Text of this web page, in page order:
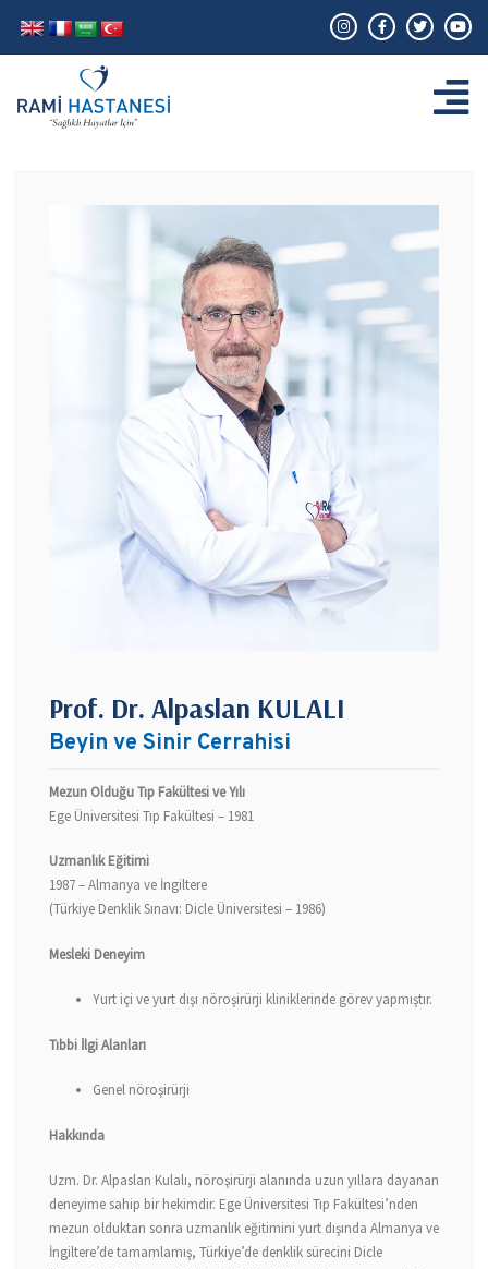
Prof. Dr. Alpaslan KULALI
Beyin ve Sinir Cerrahisi
Mezun Olduğu Tıp Fakültesi ve Yılı
Ege Üniversitesi Tıp Fakültesi – 1981
Uzmanlık Eğitimi
1987 – Almanya ve İngiltere
(Türkiye Denklik Sınavı: Dicle Üniversitesi – 1986)
Mesleki Deneyim
Yurt içi ve yurt dışı nöroşirürji kliniklerinde görev yapmıştır.
Tıbbi İlgi Alanları
Genel nöroşirürji
Hakkında
Uzm. Dr. Alpaslan Kulalı, nöroşirürji alanında uzun yıllara dayanan
deneyime sahip bir hekimdir. Ege Üniversitesi Tıp Fakültesi’nden
mezun olduktan sonra uzmanlık eğitimini yurt dışında Almanya ve
İngiltere’de tamamlamış, Türkiye’de denklik sürecini Dicle